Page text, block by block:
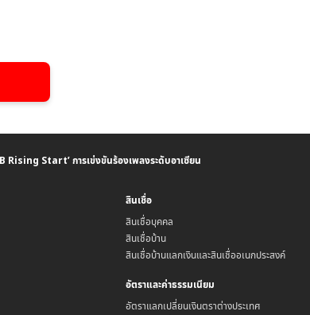
Rising Start’ การเข่งขันร้องเพลงระดับอาเซียน
สินเชื่อ
สินเชื่อบุคคล
สินเชื่อบ้าน
สินเชื่อบ้านแลกเงินและสินเชื่ออเนกประสงค์
อัตราและค่าธรรมเนียม
อัตราแลกเปลี่ยนเงินตราต่างประเทศ